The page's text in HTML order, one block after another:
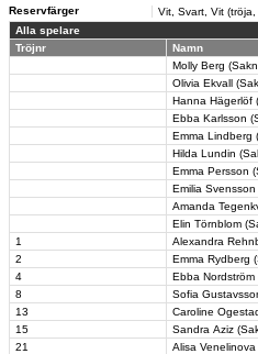
Reservfärger
Vit, Svart, Vit
Alla spelare
Tröjnr
Namn
Molly Berg
Olivia Ekvall
Hanna Hägerlöf
Ebba Karlsson
Emma Lindberg
Hilda Lundin
Emma Persson
Emilia
Amanda
Elin Törnblom
1
Alexandra
2
Emma Rydberg
4
Ebba Nordström
8
Sofia
13
Caroline
15
Sandra Aziz
21
Alisa